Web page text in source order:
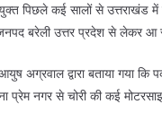
पिछले कई सालों से
बरेली उत्तर प्रदेश से लेकर आ
अग्रवाल द्वारा बताया गया
प्रेम नगर से चोरी की कई